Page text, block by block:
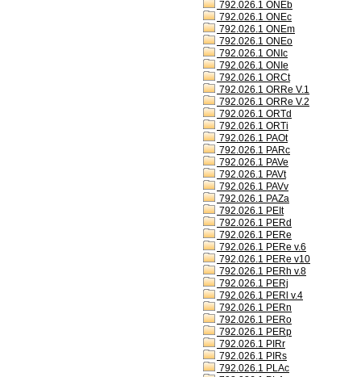
792.026.1 ONEb
792.026.1 ONEc
792.026.1 ONEm
792.026.1 ONEo
792.026.1 ONIc
792.026.1 ONIe
792.026.1 ORCt
792.026.1 ORRe V.1
792.026.1 ORRe V.2
792.026.1 ORTd
792.026.1 ORTi
792.026.1 PAOt
792.026.1 PARc
792.026.1 PAVe
792.026.1 PAVt
792.026.1 PAVv
792.026.1 PAZa
792.026.1 PEIt
792.026.1 PERd
792.026.1 PERe
792.026.1 PERe v.6
792.026.1 PERe v10
792.026.1 PERh v.8
792.026.1 PERj
792.026.1 PERl v.4
792.026.1 PERn
792.026.1 PERo
792.026.1 PERp
792.026.1 PIRr
792.026.1 PIRs
792.026.1 PLAc